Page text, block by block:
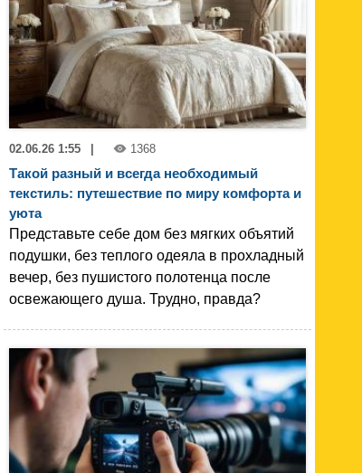
02.06.26 1:55 1368
Такой разный и всегда необходимый
текстиль: путешествие по миру комфорта и
уюта
Представьте себе дом без мягких объятий
подушки, без теплого одеяла в прохладный
вечер, без пушистого полотенца после
освежающего душа. Трудно, правда?